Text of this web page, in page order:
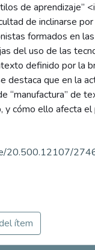
de aprendizaje”
de inclinarse
formados en
del uso de las
definido por la
destaca que en la
“manufactura” de
y cómo ello afecta
20.500.12107/
ítem